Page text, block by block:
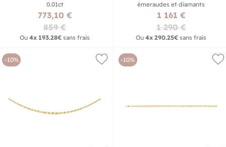
0.01ct
773,10 €
859 €
Ou4x 193.28€ sans frais
émeraudes et diamants
1 161 €
1 290 €
Ou4x 290.25€ sans frais
-10% -10%